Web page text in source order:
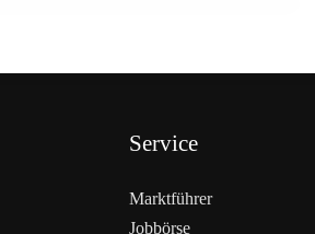
Service
Marktführer
Jobbörse